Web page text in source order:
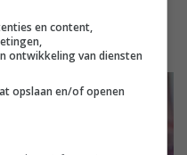
en content,
ontwikkeling van diensten
opslaan en/of openen